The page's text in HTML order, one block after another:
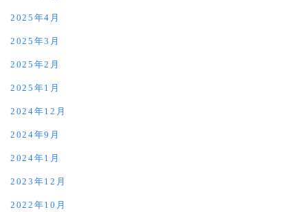
2025年4月
2025年3月
2025年2月
2025年1月
2024年12月
2024年9月
2024年1月
2023年12月
2022年10月